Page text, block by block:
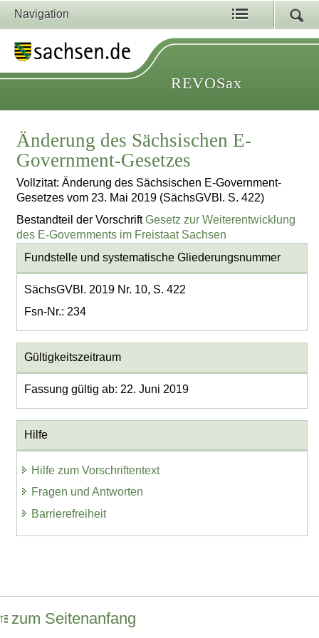
Navigation
REVOSax
Änderung des Sächsischen E-
Government-Gesetzes
Vollzitat: Änderung des Sächsischen E-Government-
Gesetzes vom 23. Mai 2019 (SächsGVBl. S. 422)
Bestandteil der VorschriftGesetz zur Weiterentwicklung
des E-Governments im Freistaat Sachsen
Fundstelle und systematische Gliederungsnummer
SächsGVBl. 2019 Nr. 10, S. 422
Fsn-Nr.: 234
Gültigkeitszeitraum
Fassung gültig ab: 22. Juni 2019
Hilfe
Hilfe zum Vorschriftentext
Fragen und Antworten
Barrierefreiheit
zum Seitenanfang